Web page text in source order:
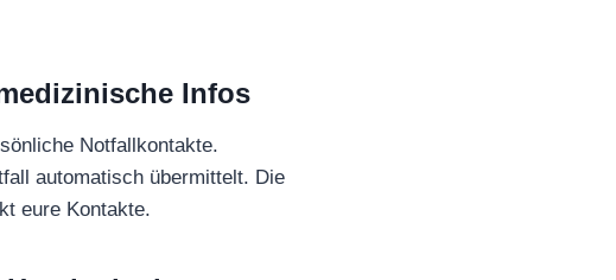
Infos
Notfallkontakte.
automatisch übermittelt. Die
eure Kontakte.